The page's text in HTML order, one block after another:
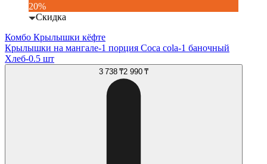
20%
Скидка
Комбо Крылышки кёфте
Крылышки на мангале-1 порция Coca cola-1 баночный
Хлеб-0.5 шт
3 738 ₸2 990 ₸